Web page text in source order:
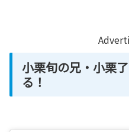
小栗旬の兄・小栗
る！